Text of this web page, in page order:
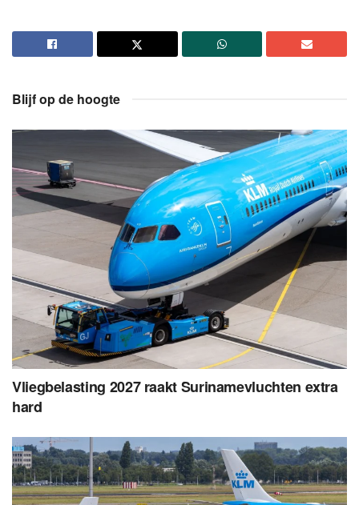
Blijf op de hoogte
Vliegbelasting 2027 raakt Surinamevluchten extra
hard